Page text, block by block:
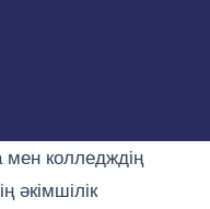
колледждің
әкімшілік